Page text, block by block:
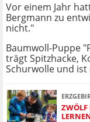
Vor einem Jahr
Bergmann zu
nicht."
Baumwoll-Puppe
trägt Spitzhacke,
Schurwolle und
ZWÖLF